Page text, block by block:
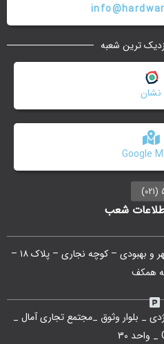
شعب
شعبه مرکزی : ستارخان – بین شادمهر و بهبودی – کوچه نجاری – پلاک ۱۸ –
همکف
_ بلوار وثوق _مجتمع تجاری آمال _
ترین شعبه
Google
نشان